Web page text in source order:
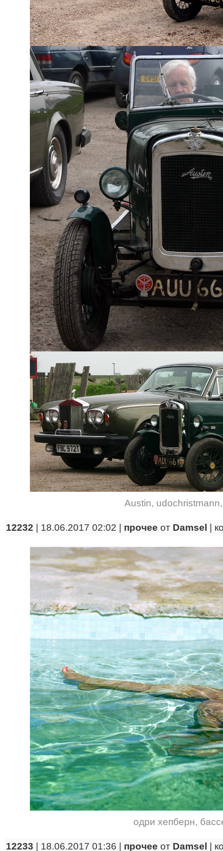
Austin, udochristmann
12232 | 18.06.2017 02:02 | прочее от Damsel
одри хепберн,
12233 | 18.06.2017 01:36 | прочее от Damsel